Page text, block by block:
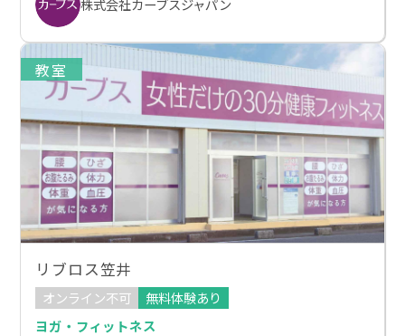
株式会社カーブスジャパン
教室
リブロス笠井
オンライン不可
無料体験あり
ヨガ・フィットネス